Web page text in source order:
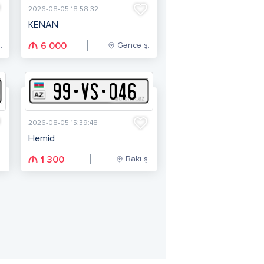
2026-08-05 18:58:32
KENAN
6 000 Gəncə ş.
99-VS-046
2026-08-05 15:39:48
Hemid
1 300 Bakı ş.